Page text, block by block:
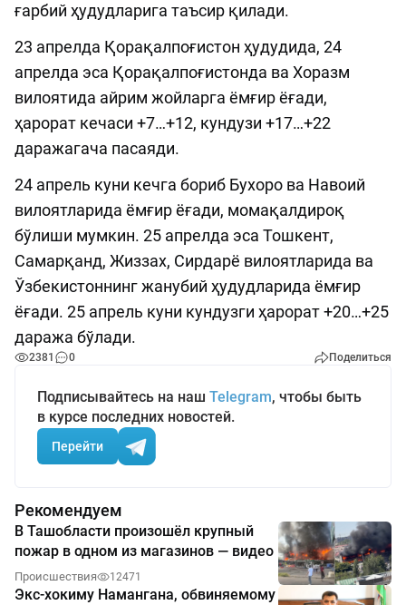
ғарбий ҳудудларига таъсир қилади.
23 апрелда Қорақалпоғистон ҳудудида, 24
апрелда эса Қорақалпоғистонда ва Хоразм
вилоятида айрим жойларга ёмғир ёғади,
ҳарорат кечаси +7…+12, кундузи +17…+22
даражагача пасаяди.
24 апрель куни кечга бориб Бухоро ва Навоий
вилоятларида ёмғир ёғади, момақалдироқ
бўлиши мумкин. 25 апрелда эса Тошкент,
Самарқанд, Жиззах, Сирдарё вилоятларида ва
Ўзбекистоннинг жанубий ҳудудларида ёмғир
ёғади. 25 апрель куни кундузги ҳарорат +20…+25
даража бўлади.
2381 0 Поделиться
Подписывайтесь на наш Telegram, чтобы быть
в курсе последних новостей.
Перейти
Рекомендуем
В Ташобласти произошёл крупный
пожар в одном из магазинов — видео
Происшествия 12471
Экс-хокиму Намангана, обвиняемому